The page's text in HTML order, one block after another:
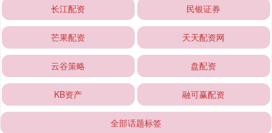
长江配资 民银证券
芒果配资 天天配资网
云谷策略 盘配资
KB资产 融可赢配资
全部话题标签